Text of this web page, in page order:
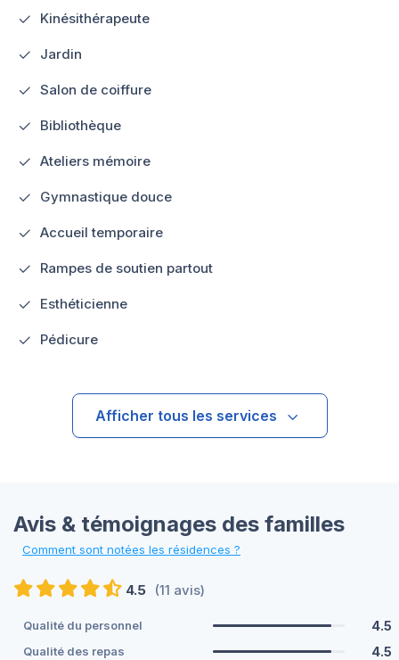
Kinésithérapeute
Jardin
Salon de coiffure
Bibliothèque
Ateliers mémoire
Gymnastique douce
Accueil temporaire
Rampes de soutien partout
Esthéticienne
Pédicure
Afficher tous les services
Avis & témoignages des familles
Comment sont notées les résidences ?
4.5 (11 avis)
Qualité du personnel 4.5
Qualité des repas 4.5